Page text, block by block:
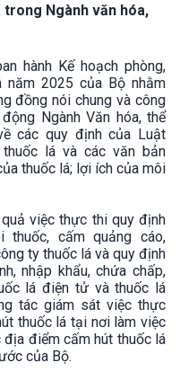
Ngành văn hóa,
hành Kế hoạch phòng,
2025 của Bộ nhằm
đồng nói chung và công
Ngành Văn hóa, thể
các quy định của Luật
lá và các văn bản
thuốc lá; lợi ích của môi
việc thực thi quy định
thuốc, cấm quảng cáo,
ty thuốc lá và quy định
nhập khẩu, chứa chấp,
lá điện tử và thuốc lá
tác giám sát việc thực
thuốc lá tại nơi làm việc
điểm cấm hút thuốc lá
của Bộ.